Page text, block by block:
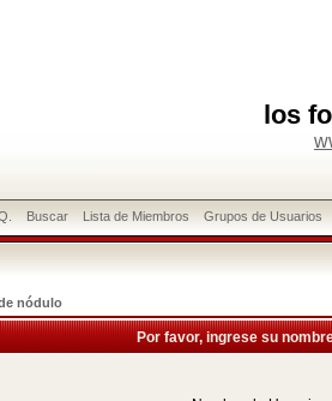
los
Buscar Lista de Miembros Grupos de Usuarios
nódulo
Por favor, ingrese su